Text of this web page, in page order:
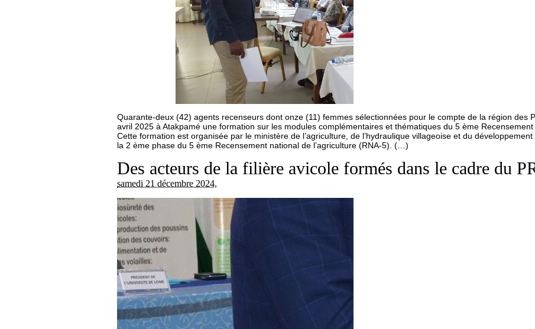
Quarante-deux (42) agents recenseurs dont onze (11) femmes sélectionnées pour le compte de la région des
avril 2025 à Atakpamé une formation sur les modules complémentaires et thématiques du 5 ème Recensement
Cette formation est organisée par le ministère de l’agriculture, de l’hydraulique villageoise et du
la 2 ème phase du 5 ème Recensement national de l’agriculture (RNA-5). (…)
Des acteurs de la filière avicole formés dans le cadre du
samedi 21 décembre 2024,